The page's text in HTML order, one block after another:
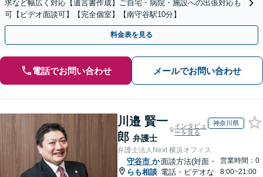
求など幅広く対応【遺言書作成】ご自宅・病院・施設への出張対応も
可【ビデオ面談可】【完全個室】【南守谷駅10分】
料金表を見る
電話でお問い合わせ メールでお問い合わせ
川邉 賢一
郎 弁護士
インタビュ
ーを見る
神奈川県
弁護士法人Next 横浜オフィス
守谷市 か
らも相談
面談方法(対面・
電話・ビデオな
営業時間：0
8:00~21:00